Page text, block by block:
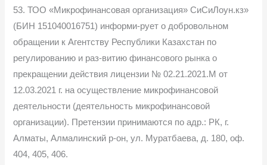
53. ТОО «Микрофинансовая организация» СиСиЛоун.кз»
(БИН 151040016751) информи-рует о добровольном
обращении к Агентству Республики Казахстан по
регулированию и раз-витию финансового рынка о
прекращении действия лицензии № 02.21.2021.М от
12.03.2021 г. на осуществление микрофинансовой
деятельности (деятельность микрофинансовой
организации). Претензии принимаются по адр.: РК, г.
Алматы, Алмалинский р-он, ул. Муратбаева, д. 180, оф.
404, 405, 406.